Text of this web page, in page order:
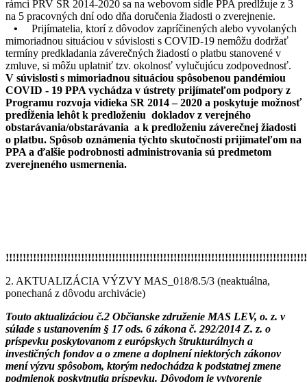
rámci PRV SR 2014-2020 sa na webovom sídle PPA predlžuje z 3
na 5 pracovných dní odo dňa doručenia žiadosti o zverejnenie.
• Prijímatelia, ktorí z dôvodov zapríčinených alebo vyvolaných
mimoriadnou situáciou v súvislosti s COVID-19 nemôžu dodržať
termíny predkladania záverečných žiadostí o platbu stanovené v
zmluve, si môžu uplatniť tzv. okolnosť vylučujúcu zodpovednosť.
V súvislosti s mimoriadnou situáciou spôsobenou pandémiou
COVID - 19 PPA vychádza v ústrety prijímateľom podpory z
Programu rozvoja vidieka SR 2014 – 2020 a poskytuje možnosť
predĺženia lehôt k predloženiu dokladov z verejného
obstarávania/obstarávania a k predloženiu záverečnej žiadosti
o platbu. Spôsob oznámenia týchto skutočností prijímateľom na
PPA a ďalšie podrobnosti administrovania sú predmetom
zverejneného usmernenia.
2. AKTUALIZÁCIA VÝZVY MAS_018/8.5/3 (neaktuálna,
ponechaná z dôvodu archivácie)
Touto aktualizáciou č.2 Občianske združenie MAS LEV, o. z. v
súlade s ustanovením § 17 ods. 6 zákona č. 292/2014 Z. z. o
príspevku poskytovanom z európskych štrukturálnych a
investičných fondov a o zmene a doplnení niektorých zákonov
mení výzvu spôsobom, ktorým nedochádza k podstatnej zmene
podmienok poskytnutia príspevku. Dôvodom je vytvorenie